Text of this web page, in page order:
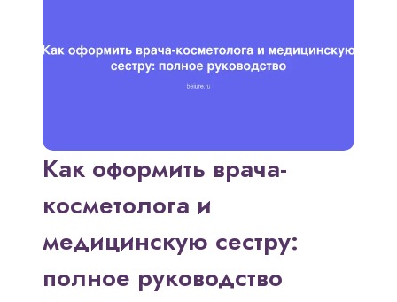
Как оформить врача-
косметолога и
медицинскую сестру:
полное руководство